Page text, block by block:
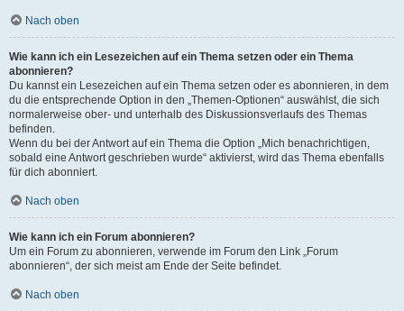
Nach oben
Wie kann ich ein Lesezeichen auf ein Thema setzen oder ein Thema
abonnieren?
Du kannst ein Lesezeichen auf ein Thema setzen oder es abonnieren, in dem
du die entsprechende Option in den „Themen-Optionen“ auswählst, die sich
normalerweise ober- und unterhalb des Diskussionsverlaufs des Themas
befinden.
Wenn du bei der Antwort auf ein Thema die Option „Mich benachrichtigen,
sobald eine Antwort geschrieben wurde“ aktivierst, wird das Thema ebenfalls
für dich abonniert.
Nach oben
Wie kann ich ein Forum abonnieren?
Um ein Forum zu abonnieren, verwende im Forum den Link „Forum
abonnieren“, der sich meist am Ende der Seite befindet.
Nach oben